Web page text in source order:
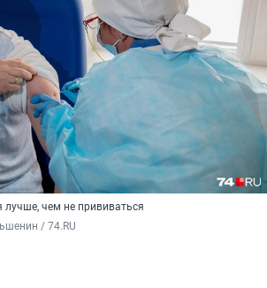
лучше, чем не прививаться
/ 74.RU